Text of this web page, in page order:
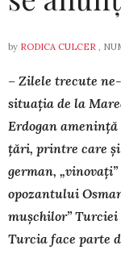
by RODICA CULCER ,
– Zilele trecute
situația de la
Erdogan
ţări, printre care
german,
opozantului
mușchilor”
Turcia face parte